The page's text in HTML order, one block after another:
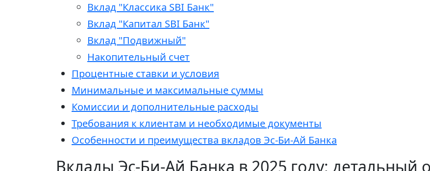
Вклад "Классика SBI Банк"
Вклад "Капитал SBI Банк"
Вклад "Подвижный"
Накопительный счет
Процентные ставки и условия
Минимальные и максимальные суммы
Комиссии и дополнительные расходы
Требования к клиентам и необходимые документы
Особенности и преимущества вкладов Эс-Би-Ай Банка
Вклады Эс-Би-Ай Банка в 2025 году: детальный